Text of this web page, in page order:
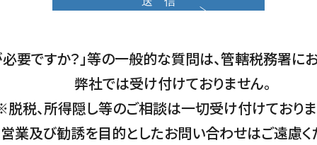
要ですか？」等の一般的な質問は、管轄税務署に
弊社では受け付けておりません。
税、所得隠し等のご相談は一切受け付けておりま
業及び勧誘を目的としたお問い合わせはご遠慮く